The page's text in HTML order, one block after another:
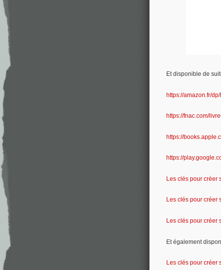
Et disponible de
https://amazon.fr/
https://fnac.com/
https://
https://
Les clés pour créer
Les clés pour créer
Les clés pour créer
Et également
Les clés pour créer